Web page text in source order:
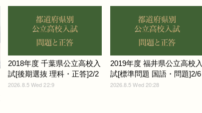
2018年度 千葉県公立高校入
試[後期選抜 理科・正答]2/2
2026.8.5 Wed 22:9
2019年度 福井県公立高校入
試[標準問題 国語・問題]2/6
2026.8.5 Wed 20:28